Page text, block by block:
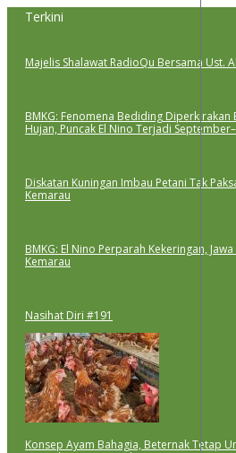
Lewati
Terkini
Majelis Shalawat RadioQu Bersama Ust.
BMKG: Fenomena Bediding Diperkirakan
Hujan, Puncak El Nino Terjadi
Diskatan Kuningan Imbau Petani Tak
Kemarau
BMKG: El Nino Perparah Kekeringan,
Kemarau
Nasihat Diri #191
Konsep Ayam Bahagia, Beternak Tetap